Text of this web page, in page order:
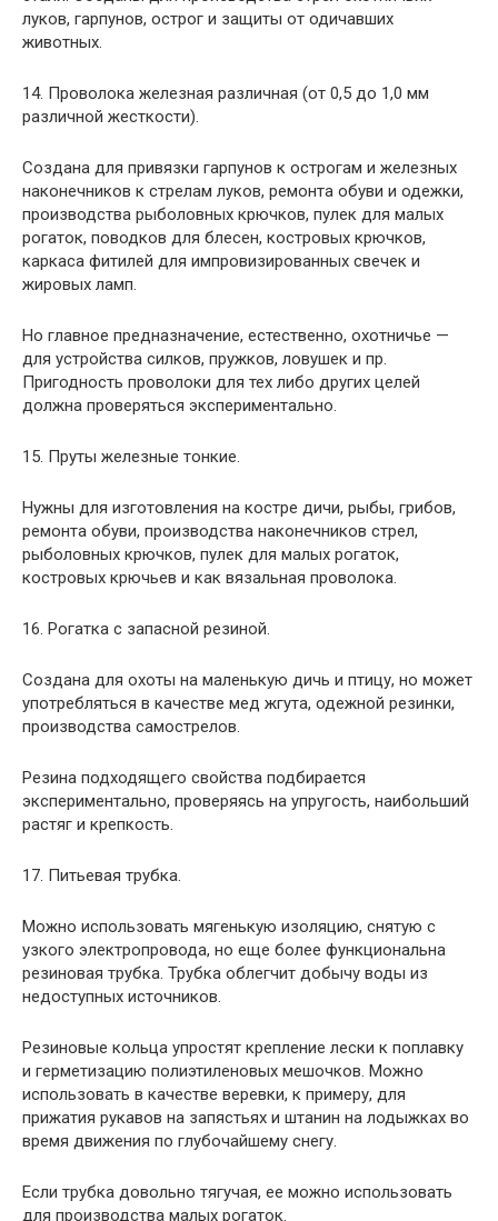
луков, гарпунов, острог и защиты от одичавших
животных.
14. Проволока железная различная (от 0,5 до 1,0 мм
различной жесткости).
Создана для привязки гарпунов к острогам и железных
наконечников к стрелам луков, ремонта обуви и одежки,
производства рыболовных крючков, пулек для малых
рогаток, поводков для блесен, костровых крючков,
каркаса фитилей для импровизированных свечек и
жировых ламп.
Но главное предназначение, естественно, охотничье —
для устройства силков, пружков, ловушек и пр.
Пригодность проволоки для тех либо других целей
должна проверяться экспериментально.
15. Пруты железные тонкие.
Нужны для изготовления на костре дичи, рыбы, грибов,
ремонта обуви, производства наконечников стрел,
рыболовных крючков, пулек для малых рогаток,
костровых крючьев и как вязальная проволока.
16. Рогатка с запасной резиной.
Создана для охоты на маленькую дичь и птицу, но может
употребляться в качестве мед жгута, одежной резинки,
производства самострелов.
Резина подходящего свойства подбирается
экспериментально, проверяясь на упругость, наибольший
растяг и крепкость.
17. Питьевая трубка.
Можно использовать мягенькую изоляцию, снятую с
узкого электропровода, но еще более функциональна
резиновая трубка. Трубка облегчит добычу воды из
недоступных источников.
Резиновые кольца упростят крепление лески к поплавку
и герметизацию полиэтиленовых мешочков. Можно
использовать в качестве веревки, к примеру, для
прижатия рукавов на запястьях и штанин на лодыжках во
время движения по глубочайшему снегу.
Если трубка довольно тягучая, ее можно использовать
для производства малых рогаток.